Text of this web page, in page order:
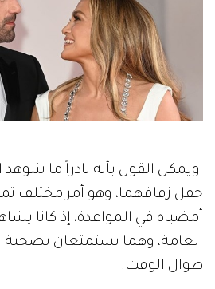
ويمكن القول بأنه نادراً ما
حفل زفافهما، وهو أمر مختلف
أمضياه في المواعدة، إذ كانا
العامة، وهما يستمتعان
طوال الوقت.